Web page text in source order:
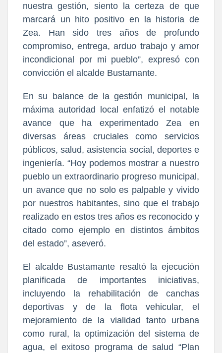
nuestra gestión, siento la certeza de que
marcará un hito positivo en la historia de
Zea. Han sido tres años de profundo
compromiso, entrega, arduo trabajo y amor
incondicional por mi pueblo”, expresó con
convicción el alcalde Bustamante.
En su balance de la gestión municipal, la
máxima autoridad local enfatizó el notable
avance que ha experimentado Zea en
diversas áreas cruciales como servicios
públicos, salud, asistencia social, deportes e
ingeniería. “Hoy podemos mostrar a nuestro
pueblo un extraordinario progreso municipal,
un avance que no solo es palpable y vivido
por nuestros habitantes, sino que el trabajo
realizado en estos tres años es reconocido y
citado como ejemplo en distintos ámbitos
del estado”, aseveró.
El alcalde Bustamante resaltó la ejecución
planificada de importantes iniciativas,
incluyendo la rehabilitación de canchas
deportivas y de la flota vehicular, el
mejoramiento de la vialidad tanto urbana
como rural, la optimización del sistema de
agua, el exitoso programa de salud “Plan